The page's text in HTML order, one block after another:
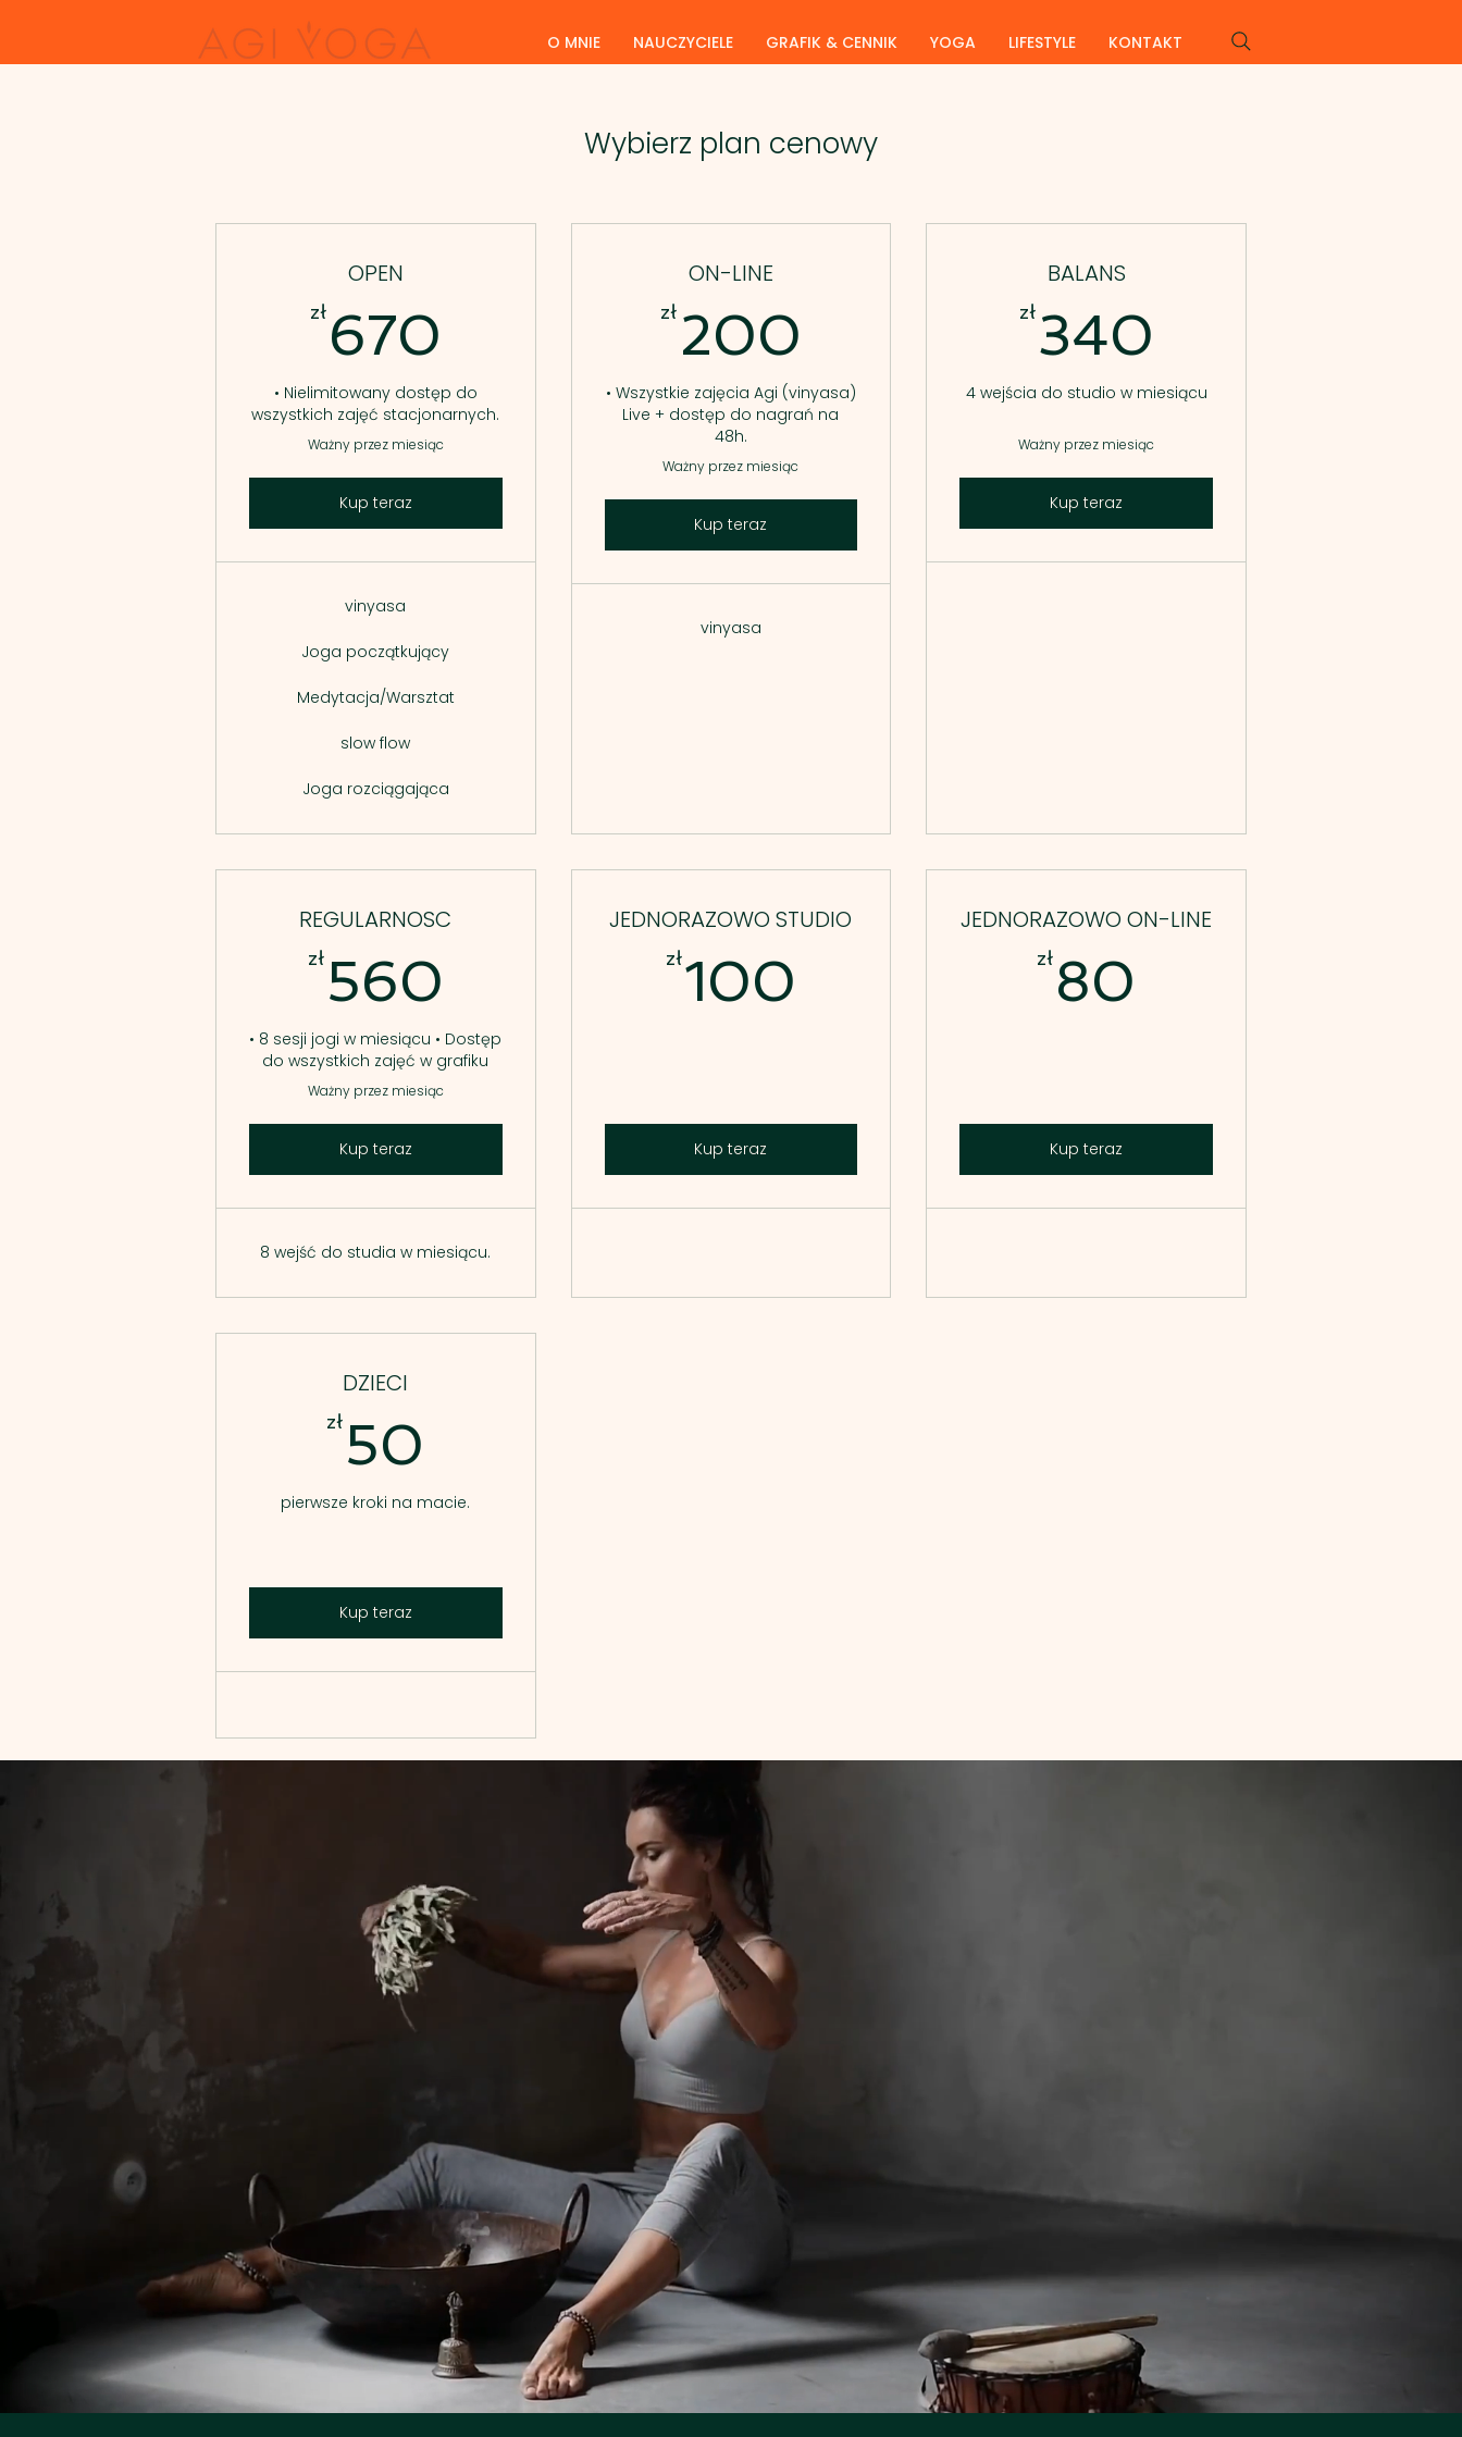
O MNIE NAUCZYCIELE GRAFIK & CENNIK YOGA LIFESTYLE KONTAKT
Wybierz plan cenowy
OPEN
zł 670
• Nielimitowany dostęp do
wszystkich zajęć stacjonarnych.
Ważny przez miesiąc
Kup teraz
vinyasa
Joga początkujący
Medytacja/Warsztat
slow flow
Joga rozciągająca
ON-LINE
zł 200
• Wszystkie zajęcia Agi (vinyasa)
Live + dostęp do nagrań na
48h.
Ważny przez miesiąc
Kup teraz
vinyasa
BALANS
zł 340
4 wejścia do studio w miesiącu
Ważny przez miesiąc
Kup teraz
REGULARNOSC
zł 560
• 8 sesji jogi w miesiącu • Dostęp
do wszystkich zajęć w grafiku
Ważny przez miesiąc
Kup teraz
8 wejść do studia w miesiącu.
JEDNORAZOWO STUDIO
zł100
Kup teraz
JEDNORAZOWO ON-LINE
zł 80
Kup teraz
DZIECI
zł 50
pierwsze kroki na macie.
Kup teraz